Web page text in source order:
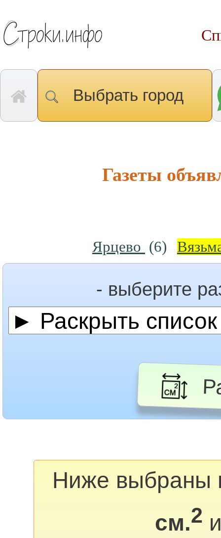
Выбрать город
Газеты
Ярцево (6)
- выберите
Ниже выбраны
см.2